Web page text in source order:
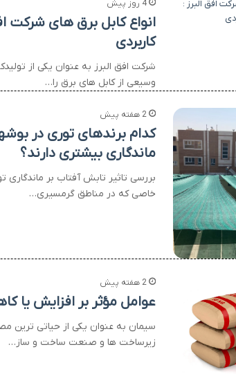
4 روز پیش
انواع کابل برق های شرکت
کاربردی
شرکت افق البرز به عنوان یکی از
وسیعی از کابل های برق را…
2 هفته پیش
کدام برندهای توری در
ماندگاری بیشتری دارند؟
بررسی تاثیر تابش آفتاب بر
خاصی که در مناطق گرمسیری…
2 هفته پیش
عوامل مؤثر بر افزایش
سیمان به عنوان یکی از حیاتی ترین
زیرساخت ها و صنعت ساخت و ساز…